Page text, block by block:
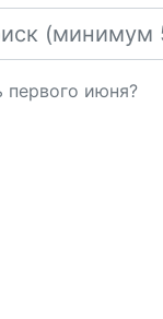
первого июня?